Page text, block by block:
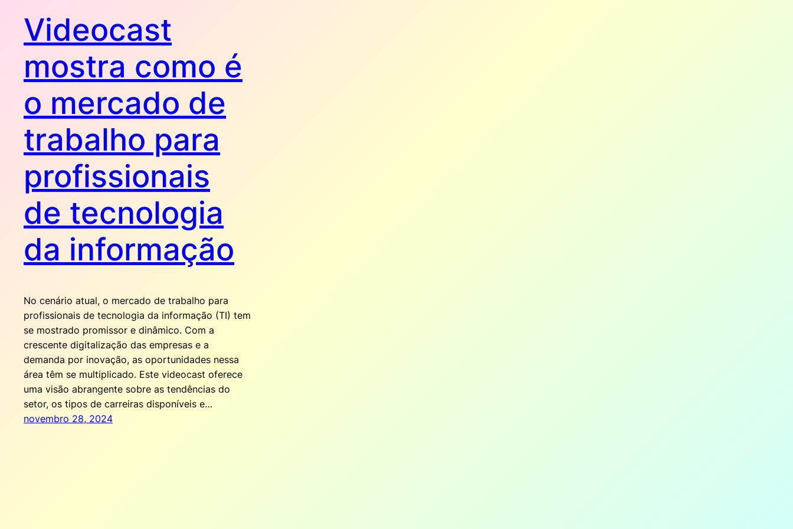
Videocast
mostra como é
o mercado de
trabalho para
profissionais
de tecnologia
da informação
No cenário atual, o mercado de trabalho para
profissionais de tecnologia da informação (TI) tem
se mostrado promissor e dinâmico. Com a
crescente digitalização das empresas e a
demanda por inovação, as oportunidades nessa
área têm se multiplicado. Este videocast oferece
uma visão abrangente sobre as tendências do
setor, os tipos de carreiras disponíveis e…
novembro 28, 2024